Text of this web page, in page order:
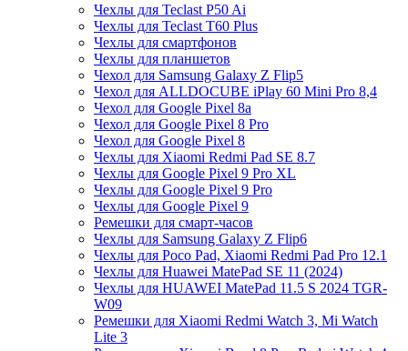
Чехлы для Teclast P50 Ai
Чехлы для Teclast T60 Plus
Чехлы для смартфонов
Чехлы для планшетов
Чехол для Samsung Galaxy Z Flip5
Чехол для ALLDOCUBE iPlay 60 Mini Pro 8,4
Чехол для Google Pixel 8a
Чехол для Google Pixel 8 Pro
Чехол для Google Pixel 8
Чехлы для Xiaomi Redmi Pad SE 8.7
Чехлы для Google Pixel 9 Pro XL
Чехлы для Google Pixel 9 Pro
Чехлы для Google Pixel 9
Ремешки для смарт-часов
Чехлы для Samsung Galaxy Z Flip6
Чехлы для Poco Pad, Xiaomi Redmi Pad Pro 12.1
Чехлы для Huawei MatePad SE 11 (2024)
Чехлы для HUAWEI MatePad 11.5 S 2024 TGR-
W09
Ремешки для Xiaomi Redmi Watch 3, Mi Watch
Lite 3